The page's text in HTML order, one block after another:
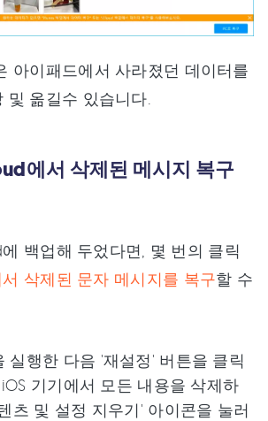
아이패드에서 사라졌던 데이터를
및 옮길수 있습니다.
에서 삭제된 메시지 복구
백업해 두었다면, 몇 번의 클릭
삭제된 문자 메시지를 복구할 수
실행한 다음 '재설정' 버튼을 클릭
기기에서 모든 내용을 삭제하
츠 및 설정 지우기' 아이콘을 눌러